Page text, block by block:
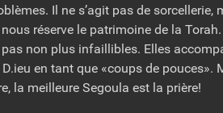
Il ne s’agit pas de sorcellerie,
réserve le patrimoine de la
non plus infaillibles. Elles
en tant que «coups de pouces».
la meilleure Segoula est la prière!